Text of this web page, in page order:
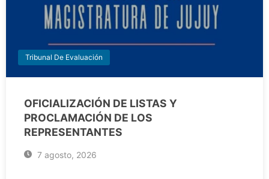
Tribunal De Evaluación
OFICIALIZACIÓN DE LISTAS Y
PROCLAMACIÓN DE LOS
REPRESENTANTES
7 agosto, 2026